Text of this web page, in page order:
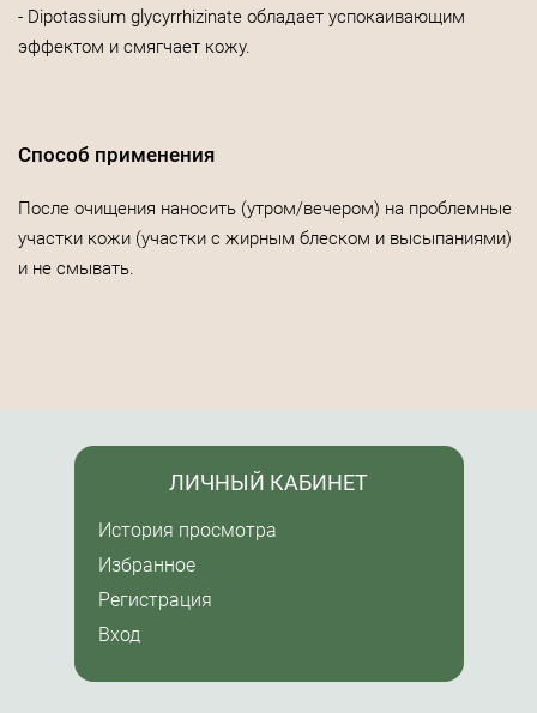
- Dipotassium glycyrrhizinate обладает успокаивающим
эффектом и смягчает кожу.
Способ применения
После очищения наносить (утром/вечером) на проблемные
участки кожи (участки с жирным блеском и высыпаниями)
и не смывать.
ЛИЧНЫЙ КАБИНЕТ
История просмотра
Избранное
Регистрация
Вход